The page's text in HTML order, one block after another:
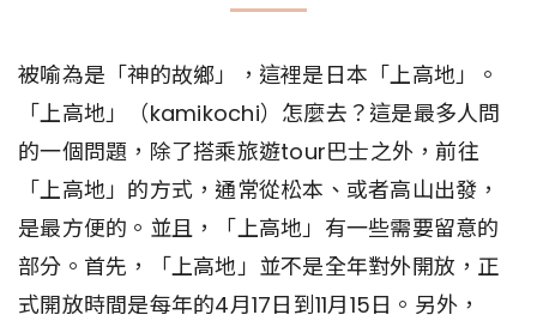
被喻為是「神的故鄉」，這裡是日本「上高地」。
「上高地」（kamikochi）怎麼去？這是最多人問
的一個問題，除了搭乘旅遊tour巴士之外，前往
「上高地」的方式，通常從松本、或者高山出發，
是最方便的。並且，「上高地」有一些需要留意的
部分。首先，「上高地」並不是全年對外開放，正
式開放時間是每年的4月17日到11月15日。另外，